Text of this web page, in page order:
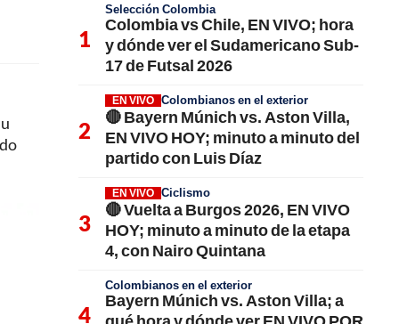
Selección Colombia
Colombia vs Chile, EN VIVO; hora
y dónde ver el Sudamericano Sub-
17 de Futsal 2026
EN VIVO Colombianos en el exterior
🔴 Bayern Múnich vs. Aston Villa,
EN VIVO HOY; minuto a minuto del
partido con Luis Díaz
EN VIVO Ciclismo
🔴 Vuelta a Burgos 2026, EN VIVO
HOY; minuto a minuto de la etapa
4, con Nairo Quintana
Colombianos en el exterior
Bayern Múnich vs. Aston Villa; a